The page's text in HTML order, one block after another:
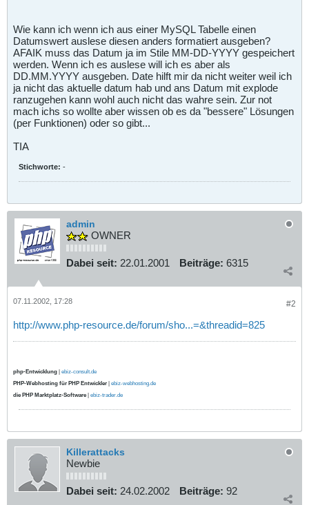
Wie kann ich wenn ich aus einer MySQL Tabelle einen
Datumswert auslese diesen anders formatiert ausgeben?
AFAIK muss das Datum ja im Stile MM-DD-YYYY gespeichert
werden. Wenn ich es auslese will ich es aber als
DD.MM.YYYY ausgeben. Date hilft mir da nicht weiter weil ich
ja nicht das aktuelle datum hab und ans Datum mit explode
ranzugehen kann wohl auch nicht das wahre sein. Zur not
mach ichs so wollte aber wissen ob es da "bessere" Lösungen
(per Funktionen) oder so gibt...
TIA
Stichworte: -
admin
OWNER
Dabei seit: 22.01.2001 Beiträge: 6315
#2
07.11.2002, 17:28
http://www.php-resource.de/forum/sho...=&threadid=825
php-Entwicklung | ebiz-consult.de
PHP-Webhosting für PHP Entwickler | ebiz-webhosting.de
die PHP Marktplatz-Software | ebiz-trader.de
Killerattacks
Newbie
Dabei seit: 24.02.2002 Beiträge: 92